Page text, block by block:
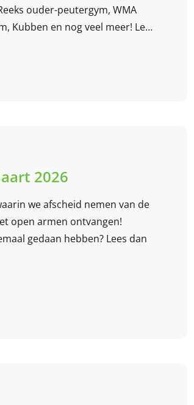
ouder-peutergym, WMA
Kubben en nog veel meer! Lees
2026
we afscheid nemen van de
open armen ontvangen!
gedaan hebben? Lees dan